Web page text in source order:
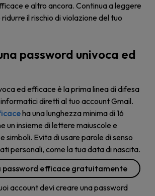
e altro ancora. Continua a leggere
il rischio di violazione del tuo
password univoca ed
ed efficace è la prima linea di difesa
diretti al tuo account Gmail.
ha una lunghezza minima di 16
un insieme di lettere maiuscole e
simboli. Evita di usare parole di senso
personali, come la tua data di nascita.
password efficace gratuitamente
account devi creare una password